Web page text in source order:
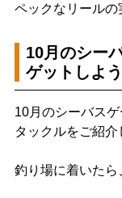
ペックなリールの
10月のシー
ゲットしよう
10月のシーバス
タックルをご紹
釣り場に着いたら